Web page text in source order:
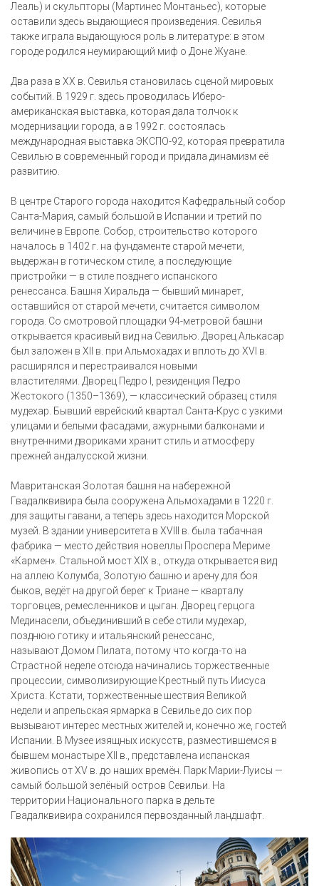
Леаль) и скульпторы (Мартинес Монтаньес), которые
оставили здесь выдающиеся произведения. Севилья
также играла выдающуюся роль в литературе: в этом
городе родился неумирающий миф о Доне Жуане.
Два раза в ХХ в. Севилья становилась сценой мировых
событий. В 1929 г. здесь проводилась Иберо-
американская выставка, которая дала толчок к
модернизации города, а в 1992 г. состоялась
международная выставка ЭКСПО-92, которая превратила
Севилью в современный город и придала динамизм её
развитию.
В центре Старого города находится Кафедральный собор
Санта-Мария, самый большой в Испании и третий по
величине в Европе. Собор, строительство которого
началось в 1402 г. на фундаменте старой мечети,
выдержан в готическом стиле, а последующие
пристройки — в стиле позднего испанского
ренессанса. Башня Хиральда — бывший минарет,
оставшийся от старой мечети, считается символом
города. Со смотровой площадки 94-метровой башни
открывается красивый вид на Севилью. Дворец Алькасар
был заложен в XII в. при Альмохадах и вплоть до XVI в.
расширялся и перестраивался новыми
властителями. Дворец Педро I, резиденция Педро
Жестокого (1350–1369), — классический образец стиля
мудехар. Бывший еврейский квартал Санта-Крус с узкими
улицами и белыми фасадами, ажурными балконами и
внутренними двориками хранит стиль и атмосферу
прежней андалусской жизни.
Мавританская Золотая башня на набережной
Гвадалквивира была сооружена Альмохадами в 1220 г.
для защиты гавани, а теперь здесь находится Морской
музей. В здании университета в XVIII в. была табачная
фабрика — место действия новеллы Проспера Мериме
«Кармен». Стальной мост XIX в., откуда открывается вид
на аллею Колумба, Золотую башню и арену для боя
быков, ведёт на другой берег к Триане — кварталу
торговцев, ремесленников и цыган. Дворец герцога
Мединасели, объединивший в себе стили мудехар,
позднюю готику и итальянский ренессанс,
называют Домом Пилата, потому что когда-то на
Страстной неделе отсюда начинались торжественные
процессии, символизирующие Крестный путь Иисуса
Христа. Кстати, торжественные шествия Великой
недели и апрельская ярмарка в Севилье до сих пор
вызывают интерес местных жителей и, конечно же, гостей
Испании. В Музее изящных искусств, разместившемся в
бывшем монастыре XII в., представлена испанская
живопись от XV в. до наших времён. Парк Марии-Луисы —
самый большой зелёный остров Севильи. На
территории Национального парка в дельте
Гвадалквивира сохранился первозданный ландшафт.